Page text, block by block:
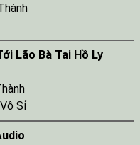
Lão Bà Tai Hồ Ly
Vô Sỉ